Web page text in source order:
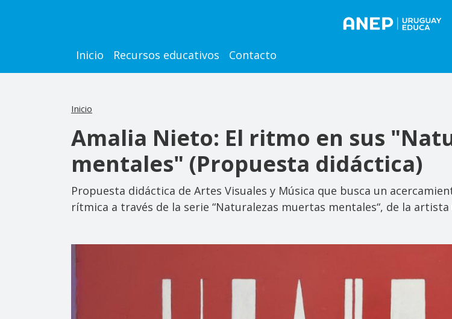
Main navigation
Inicio Recursos educativos Contacto
Inicio
Amalia Nieto: El ritmo en sus
mentales" (Propuesta didáctica)
Propuesta didáctica de Artes Visuales y Música que busca un
rítmica a través de la serie “Naturalezas muertas mentales“, de la